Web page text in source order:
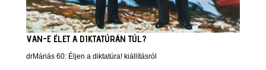
VAN-E ÉLET A DIKTATÚRÁN TÚL?
drMáriás 60: Éljen a diktatúra! kiállításról